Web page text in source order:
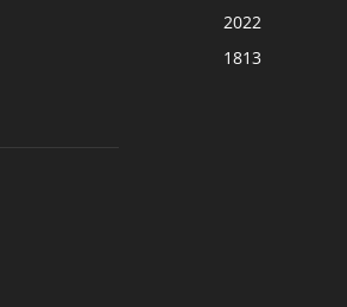
2022
1813